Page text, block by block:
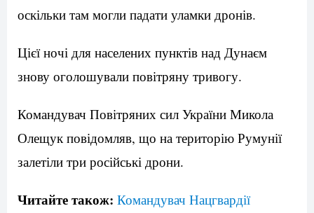
оскільки там могли падати уламки дронів.
Цієї ночі для населених пунктів над Дунаєм
знову оголошували повітряну тривогу.
Командувач Повітряних сил України Микола
Олещук повідомляв, що на територію Румунії
залетіли три російські дрони.
Читайте також: Командувач Нацгвардії